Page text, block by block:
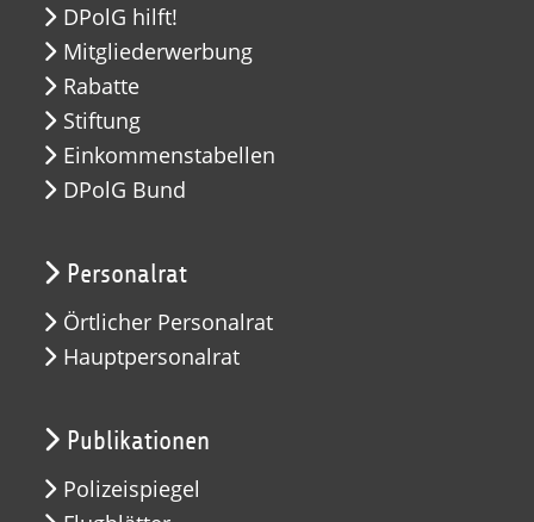
DPolG hilft!
Mitgliederwerbung
Rabatte
Stiftung
Einkommenstabellen
DPolG Bund
Personalrat
Örtlicher Personalrat
Hauptpersonalrat
Publikationen
Polizeispiegel